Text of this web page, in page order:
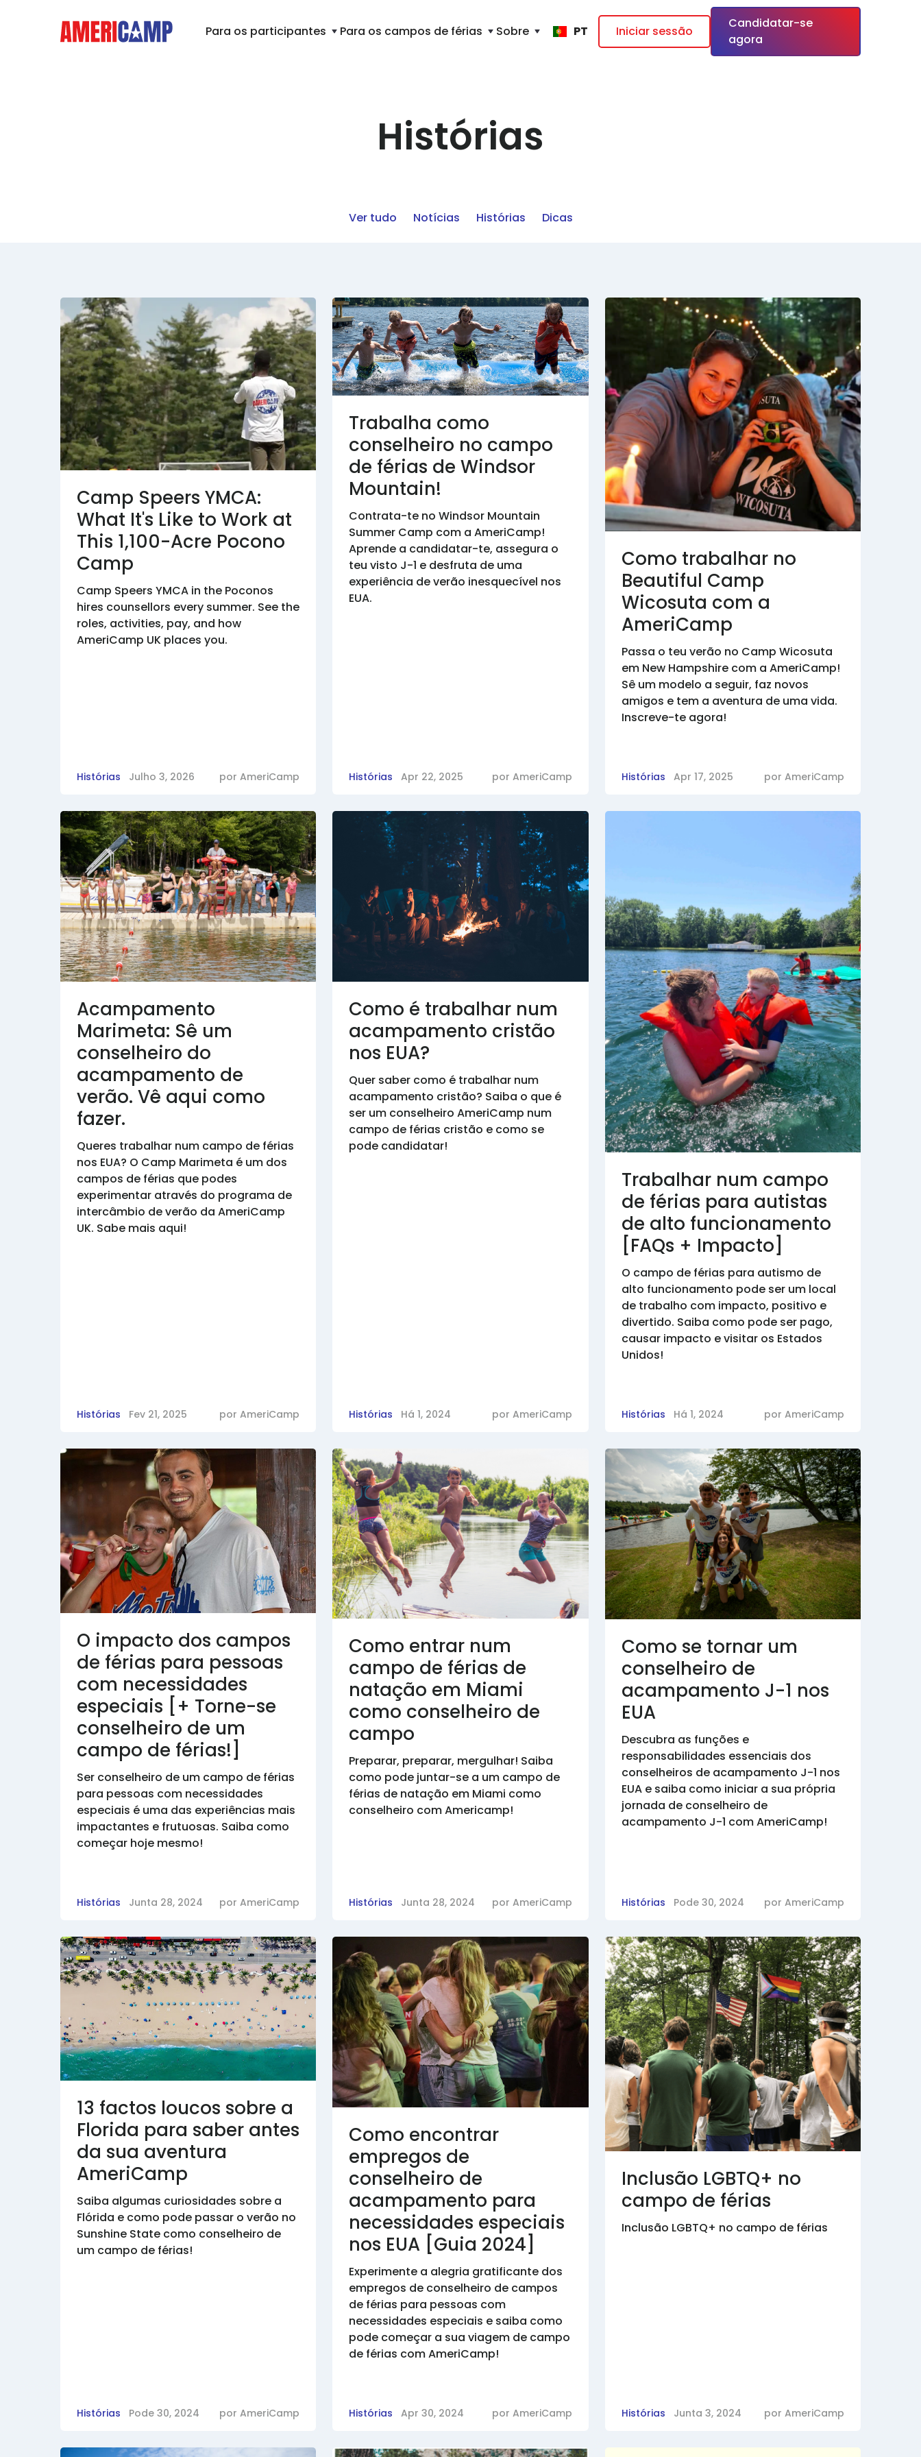
Para os participantes Para os campos de férias Sobre PT Iniciar sessão
Candidatar-se
agora
Histórias
Ver tudo Notícias Histórias Dicas
Camp Speers YMCA:
What It's Like to Work at
This 1,100-Acre Pocono
Camp
Camp Speers YMCA in the Poconos
hires counsellors every summer. See the
roles, activities, pay, and how
AmeriCamp UK places you.
Histórias Julho 3, 2026 porAmeriCamp
Trabalha como
conselheiro no campo
de férias de Windsor
Mountain!
Contrata-te no Windsor Mountain
Summer Camp com a AmeriCamp!
Aprende a candidatar-te, assegura o
teu visto J-1 e desfruta de uma
experiência de verão inesquecível nos
EUA.
Histórias Apr 22, 2025 por AmeriCamp
Como trabalhar no
Beautiful Camp
Wicosuta com a
AmeriCamp
Passa o teu verão no Camp Wicosuta
em New Hampshire com a AmeriCamp!
Sê um modelo a seguir, faz novos
amigos e tem a aventura de uma vida.
Inscreve-te agora!
Histórias Apr 17, 2025 por AmeriCamp
Acampamento
Marimeta: Sê um
conselheiro do
acampamento de
verão. Vê aqui como
fazer.
Queres trabalhar num campo de férias
nos EUA? O Camp Marimeta é um dos
campos de férias que podes
experimentar através do programa de
intercâmbio de verão da AmeriCamp
UK. Sabe mais aqui!
Histórias Fev 21, 2025 porAmeriCamp
Como é trabalhar num
acampamento cristão
nos EUA?
Quer saber como é trabalhar num
acampamento cristão? Saiba o que é
ser um conselheiro AmeriCamp num
campo de férias cristão e como se
pode candidatar!
Histórias Há 1, 2024 por AmeriCamp
Trabalhar num campo
de férias para autistas
de alto funcionamento
[FAQs + Impacto]
O campo de férias para autismo de
alto funcionamento pode ser um local
de trabalho com impacto, positivo e
divertido. Saiba como pode ser pago,
causar impacto e visitar os Estados
Unidos!
Histórias Há 1, 2024 por AmeriCamp
O impacto dos campos
de férias para pessoas
com necessidades
especiais [+ Torne-se
conselheiro de um
campo de férias!]
Ser conselheiro de um campo de férias
para pessoas com necessidades
especiais é uma das experiências mais
impactantes e frutuosas. Saiba como
começar hoje mesmo!
Histórias Junta 28, 2024 porAmeriCamp
Como entrar num
campo de férias de
natação em Miami
como conselheiro de
campo
Preparar, preparar, mergulhar! Saiba
como pode juntar-se a um campo de
férias de natação em Miami como
conselheiro com Americamp!
Histórias Junta 28, 2024 por AmeriCamp
Como se tornar um
conselheiro de
acampamento J-1 nos
EUA
Descubra as funções e
responsabilidades essenciais dos
conselheiros de acampamento J-1 nos
EUA e saiba como iniciar a sua própria
jornada de conselheiro de
acampamento J-1 com AmeriCamp!
Histórias Pode 30, 2024 por AmeriCamp
13 factos loucos sobre a
Florida para saber antes
da sua aventura
AmeriCamp
Saiba algumas curiosidades sobre a
Flórida e como pode passar o verão no
Sunshine State como conselheiro de
um campo de férias!
Histórias Pode 30, 2024 porAmeriCamp
Como encontrar
empregos de
conselheiro de
acampamento para
necessidades especiais
nos EUA [Guia 2024]
Experimente a alegria gratificante dos
empregos de conselheiro de campos
de férias para pessoas com
necessidades especiais e saiba como
pode começar a sua viagem de campo
de férias com AmeriCamp!
Histórias Apr 30, 2024 por AmeriCamp
Inclusão LGBTQ+ no
campo de férias
Inclusão LGBTQ+ no campo de férias
Histórias Junta 3, 2024 por AmeriCamp